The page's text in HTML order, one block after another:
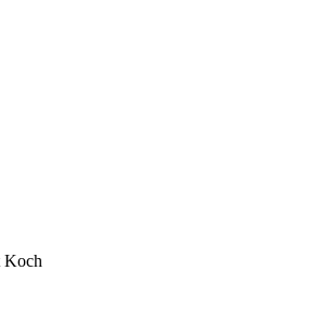
Koch